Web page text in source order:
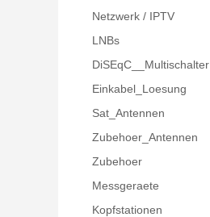
Netzwerk / IPTV
LNBs
DiSEqC__Multischalter
Einkabel_Loesung
Sat_Antennen
Zubehoer_Antennen
Zubehoer
Messgeraete
Kopfstationen